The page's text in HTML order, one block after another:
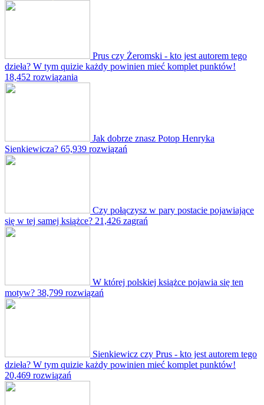
Prus czy Żeromski - kto jest autorem tego
dzieła? W tym quizie każdy powinien mieć komplet punktów!
18,452 rozwiązania
Jak dobrze znasz Potop Henryka
Sienkiewicza? 65,939 rozwiązań
Czy połączysz w pary postacie pojawiające
się w tej samej książce? 21,426 zagrań
W której polskiej książce pojawia się ten
motyw? 38,799 rozwiązań
Sienkiewicz czy Prus - kto jest autorem tego
dzieła? W tym quizie każdy powinien mieć komplet punktów!
20,469 rozwiązań